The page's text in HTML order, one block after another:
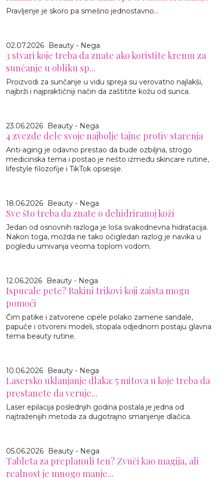
Pravljenje je skoro pa smešno jednostavno…
02.07.2026 Beauty - Nega
3 stvari koje treba da znate ako koristite kremu za
sunčanje u obliku sp...
Proizvodi za sunčanje u vidu spreja su verovatno najlakši,
najbrži i najpraktičniji način da zaštitite kožu od sunca.
23.06.2026 Beauty - Nega
4 zvezde dele svoje najbolje tajne protiv starenja
Anti-aging je odavno prestao da bude ozbiljna, strogo
medicinska tema i postao je nešto između skincare rutine,
lifestyle filozofije i TikTok opsesije.
18.06.2026 Beauty - Nega
Sve što treba da znate o dehidriranoj koži
Jedan od osnovnih razloga je loša svakodnevna hidratacija.
Nakon toga, možda ne tako očigledan razlog je navika u
pogledu umivanja veoma toplom vodom.
12.06.2026 Beauty - Nega
Ispucale pete? Bakini trikovi koji zaista mogu
pomoći
Čim patike i zatvorene cipele polako zamene sandale,
papuče i otvoreni modeli, stopala odjednom postaju glavna
tema beauty rutine.
10.06.2026 Beauty - Nega
Lasersko uklanjanje dlaka: 5 mitova u koje treba da
prestanete da veruje...
Laser epilacija poslednjih godina postala je jedna od
najtraženijih metoda za dugotrajno smanjenje dlačica.
05.06.2026 Beauty - Nega
Tableta za preplanuli ten? Zvuči kao magija, ali
realnost je mnogo manje...